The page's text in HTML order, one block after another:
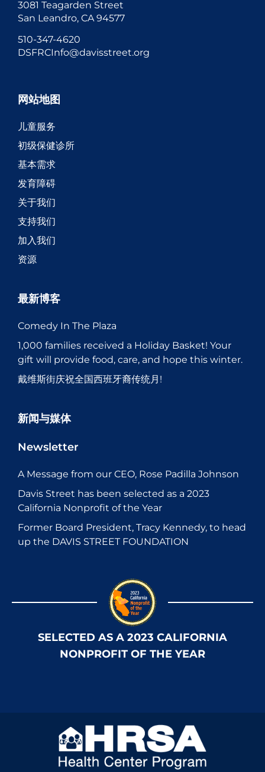
3081 Teagarden Street
San Leandro, CA 94577
510-347-4620
DSFRCInfo@davisstreet.org
网站地图
儿童服务
初级保健诊所
基本需求
发育障碍
关于我们
支持我们
加入我们
资源
最新博客
Comedy In The Plaza
1,000 families received a Holiday Basket! Your
gift will provide food, care, and hope this winter.
戴维斯街庆祝全国西班牙裔传统月!
新闻与媒体
Newsletter
A Message from our CEO, Rose Padilla Johnson
Davis Street has been selected as a 2023
California Nonprofit of the Year
Former Board President, Tracy Kennedy, to head
up the DAVIS STREET FOUNDATION
SELECTED AS A 2023 CALIFORNIA
NONPROFIT OF THE YEAR